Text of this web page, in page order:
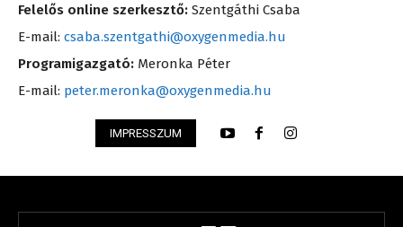
Felelős online szerkesztő: Szentgáthi Csaba
E-mail: csaba.szentgathi@oxygenmedia.hu
Programigazgató: Meronka Péter
E-mail: peter.meronka@oxygenmedia.hu
IMPRESSZUM